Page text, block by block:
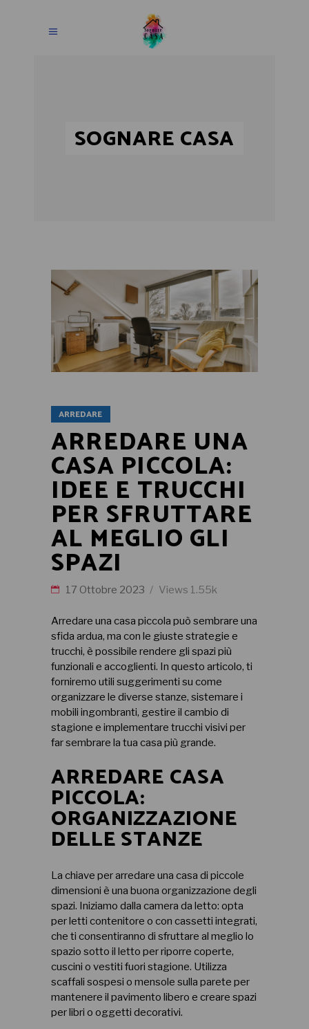
SOGNARE CASA
ARREDARE
ARREDARE UNA
CASA PICCOLA:
IDEE E TRUCCHI
PER SFRUTTARE
AL MEGLIO GLI
SPAZI
17 Ottobre 2023 Views 1.55k
Arredare una casa piccola può sembrare una
sfida ardua, ma con le giuste strategie e
trucchi, è possibile rendere gli spazi più
funzionali e accoglienti. In questo articolo, ti
forniremo utili suggerimenti su come
organizzare le diverse stanze, sistemare i
mobili ingombranti, gestire il cambio di
stagione e implementare trucchi visivi per
far sembrare la tua casa più grande.
ARREDARE CASA
PICCOLA:
ORGANIZZAZIONE
DELLE STANZE
La chiave per arredare una casa di piccole
dimensioni è una buona organizzazione degli
spazi. Iniziamo dalla camera da letto: opta
per letti contenitore o con cassetti integrati,
che ti consentiranno di sfruttare al meglio lo
spazio sotto il letto per riporre coperte,
cuscini o vestiti fuori stagione. Utilizza
scaffali sospesi o mensole sulla parete per
mantenere il pavimento libero e creare spazi
per libri o oggetti decorativi.